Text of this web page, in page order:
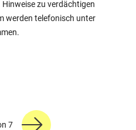
zu verdächtigen
werden telefonisch unter
7